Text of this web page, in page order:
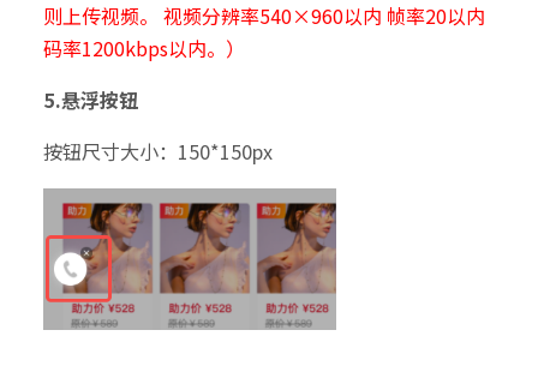
则上传视频。 视频分辨率540×960以内 帧率20以内
码率1200kbps以内。）
5.悬浮按钮
按钮尺寸大小：150*150px